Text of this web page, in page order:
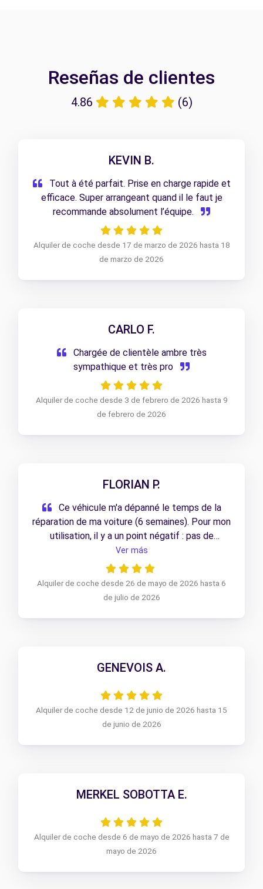
Reseñas de clientes
4.86 (6)
KEVIN B.
Tout à été parfait. Prise en charge rapide et
efficace. Super arrangeant quand il le faut je
recommande absolument l’équipe.
Alquiler de coche desde 17 de marzo de 2026 hasta 18
de marzo de 2026
CARLO F.
Chargée de clientèle ambre très
sympathique et très pro
Alquiler de coche desde 3 de febrero de 2026 hasta 9
de febrero de 2026
FLORIAN P.
Ce véhicule m'a dépanné le temps de la
réparation de ma voiture (6 semaines). Pour mon
utilisation, il y a un point négatif : pas de
plancher plat du fait que le plancher amovible
n'était pas fournit.
Ver más
Alquiler de coche desde 26 de mayo de 2026 hasta 6
de julio de 2026
GENEVOIS A.
Alquiler de coche desde 12 de junio de 2026 hasta 15
de junio de 2026
MERKEL SOBOTTA E.
Alquiler de coche desde 6 de mayo de 2026 hasta 7 de
mayo de 2026